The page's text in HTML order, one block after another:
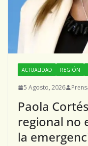
ACTUALIDAD REGIÓN
5 Agosto, 2026
Paola
regional no
la